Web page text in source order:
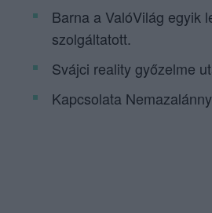
Barna a ValóVilág egyik
szolgáltatott.
Svájci reality győzelme
Kapcsolata